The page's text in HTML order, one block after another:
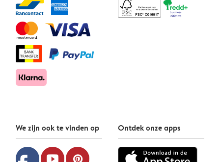
We zijn ook te vinden op
youtube pinterest
Ontdek onze apps